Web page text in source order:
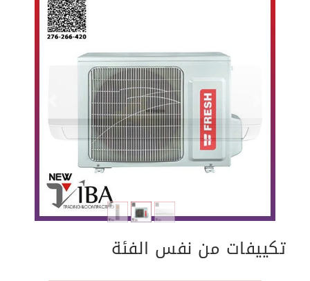
تكييفات من نفس الفئة